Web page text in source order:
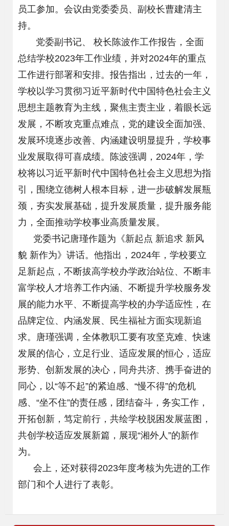
员工参加。会议由党委委员、副校长曹建清主
持。
党委副书记、 校长陈波作工作报告，全面
总结学校2023年工作业绩，并对2024年的重点
工作进行部署和安排。报告指出，过去的一年，
学校以学习贯彻习近平新时代中国特色社会主义
思想主题教育为主线，聚焦主责主业，着眼长远
发展，不断攻克重点难点，党的建设全面加强、
发展环境逐步改善、内涵建设明显提升，学校事
业发展取得可喜成绩。陈波强调，2024年，学
校将以习近平新时代中国特色社会主义思想为指
引，围绕立德树人根本目标，进一步破解发展瓶
颈，夯实发展基础，提升发展质量，提升服务能
力，全面推动学校事业高质量发展。
党委书记唐瑾作题为《新起点 新追求 新风
貌 新作为》讲话。他指出，2024年，学校要立
足新起点，不断拔高学校办学政治站位、不断丰
富学校人才培养工作内涵、不断提升学校服务发
展的能力水平、不断提高学校的办学适应性，在
品牌定位、内涵发展、民生福祉方面实现新追
求。唐瑾强调，全体教职工要有攻坚克难、快速
发展的信心，立足行业、适应发展的恒心，适应
形势、创新发展的决心，同舟共济、携手奋进的
同心，以“等不起”的紧迫感、“慢不得”的危机
感、“坐不住”的责任感，团结奋斗，务实工作，
开拓创新，笃定前行，共绘学校脱困发展蓝图，
共创学校适应发展新篇，展现“湘外人”的新作
为。
会上，还对获得2023年度考核为先进的工作
部门和个人进行了表彰。